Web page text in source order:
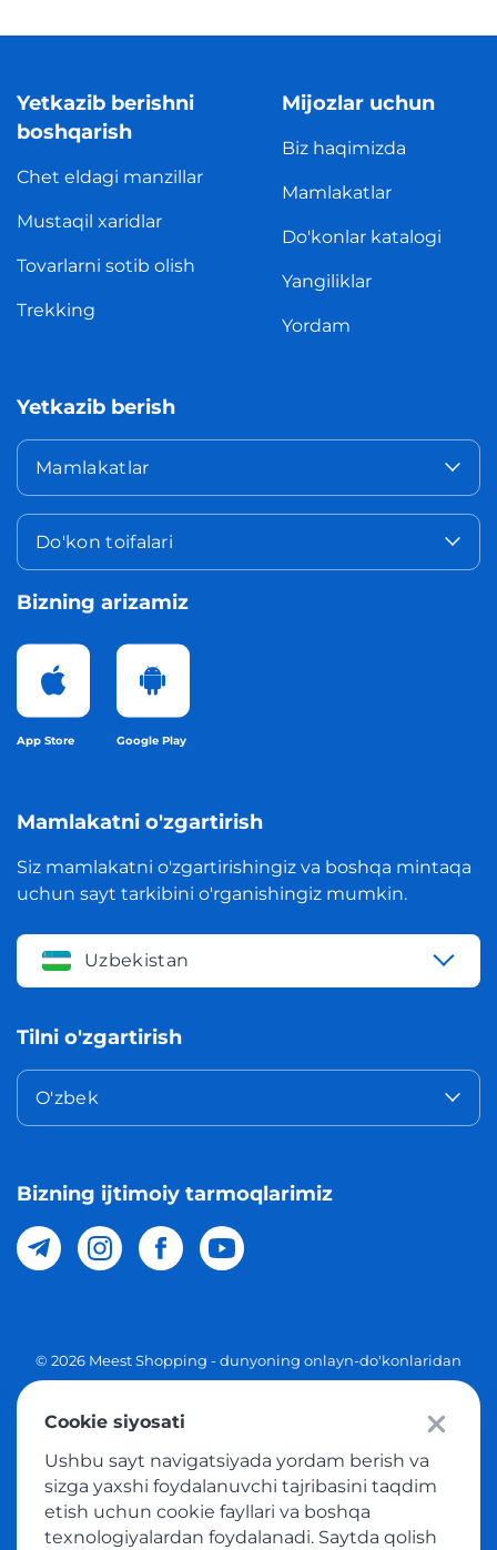
Yetkazib berishni
boshqarish
Chet eldagi manzillar
Mustaqil xaridlar
Tovarlarni sotib olish
Trekking
Mijozlar uchun
Biz haqimizda
Mamlakatlar
Do'konlar katalogi
Yangiliklar
Yordam
Yetkazib berish
Mamlakatlar
Do'kon toifalari
Bizning arizamiz
App Store Google Play
Mamlakatni o'zgartirish
Siz mamlakatni o'zgartirishingiz va boshqa mintaqa
uchun sayt tarkibini o'rganishingiz mumkin.
Uzbekistan
Tilni o'zgartirish
O'zbek
Bizning ijtimoiy tarmoqlarimiz
© 2026 Meest Shopping - dunyoning onlayn-do'konlaridan
Ommaviy taklif
Tovar sotib olish xizmatidan foydalanish shartlari
Cookie siyosati
Ushbu sayt navigatsiyada yordam berish va
sizga yaxshi foydalanuvchi tajribasini taqdim
etish uchun cookie fayllari va boshqa
texnologiyalardan foydalanadi. Saytda qolish